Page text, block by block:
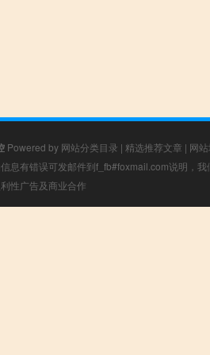
Powered by 网站分类目录 | 精选推荐文章 | 网
息有错误可发邮件到f_fb#foxmail.com说明，
性广告及商业合作